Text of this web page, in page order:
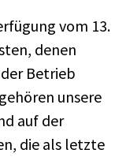
vom 13.
denen
Betrieb
unsere
auf der
die als letzte